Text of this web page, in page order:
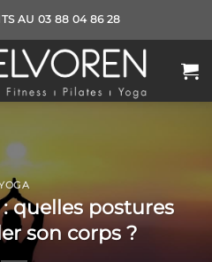
AU 03 88 04 86 28
quelles postures
son corps ?